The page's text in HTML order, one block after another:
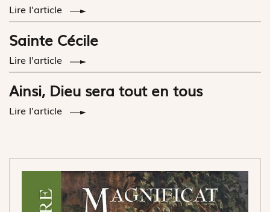
Lire l'article
Sainte Cécile
Lire l'article
Ainsi, Dieu sera tout en tous
Lire l'article